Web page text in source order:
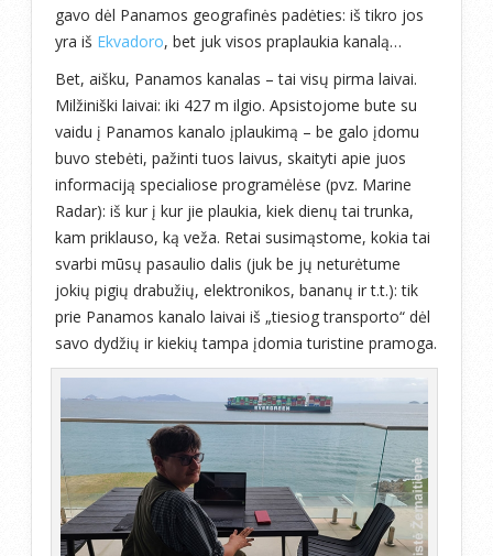
gavo dėl Panamos geografinės padėties: iš tikro jos
yra iš Ekvadoro, bet juk visos praplaukia kanalą…
Bet, aišku, Panamos kanalas – tai visų pirma laivai.
Milžiniški laivai: iki 427 m ilgio. Apsistojome bute su
vaidu į Panamos kanalo įplaukimą – be galo įdomu
buvo stebėti, pažinti tuos laivus, skaityti apie juos
informaciją specialiose programėlėse (pvz. Marine
Radar): iš kur į kur jie plaukia, kiek dienų tai trunka,
kam priklauso, ką veža. Retai susimąstome, kokia tai
svarbi mūsų pasaulio dalis (juk be jų neturėtume
jokių pigių drabužių, elektronikos, bananų ir t.t.): tik
prie Panamos kanalo laivai iš „tiesiog transporto“ dėl
savo dydžių ir kiekių tampa įdomia turistine pramoga.